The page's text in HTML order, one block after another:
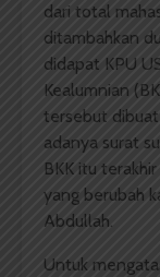
dari total
ditambahkan
didapat KPU
Kealumnian
tersebut
adanya surat
BKK itu terakhir
yang berubah
Abdullah.
Untuk